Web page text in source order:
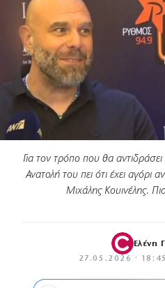
Για τον τρόπο που θα
Ανατολή του πει ότι έχει αγόρι
Μιχάλης Κουινέλης.
Ελένη
27.05.2026 · 18:45